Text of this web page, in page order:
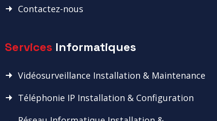
Contactez-nous
Services Informatiques
Vidéosurveillance Installation & Maintenance
Téléphonie IP Installation & Configuration